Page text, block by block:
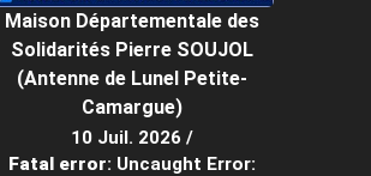
Maison Départementale des
Solidarités Pierre SOUJOL
(Antenne de Lunel Petite-
Camargue)
10 Juil. 2026 /
Fatal error: Uncaught Error: